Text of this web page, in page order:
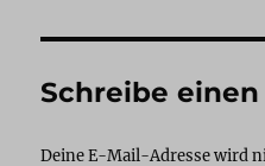
Schreibe
Deine E-Mail-Adresse wird